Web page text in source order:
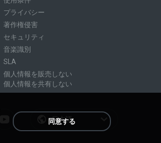
プライバシー
著作権侵害
セキュリティ
音楽識別
SLA
個人情報を販売しない
個人情報を共有しない
日本語
同意する